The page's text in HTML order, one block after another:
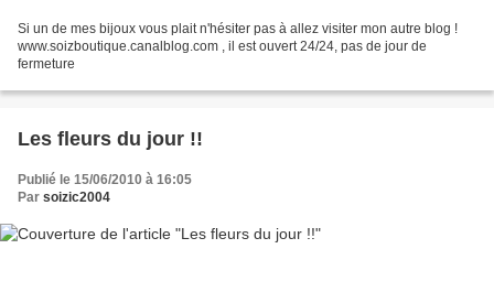
Si un de mes bijoux vous plait n'hésiter pas à allez visiter mon autre blog !
www.soizboutique.canalblog.com , il est ouvert 24/24, pas de jour de
fermeture
Les fleurs du jour !!
Publié le 15/06/2010 à 16:05
Par soizic2004